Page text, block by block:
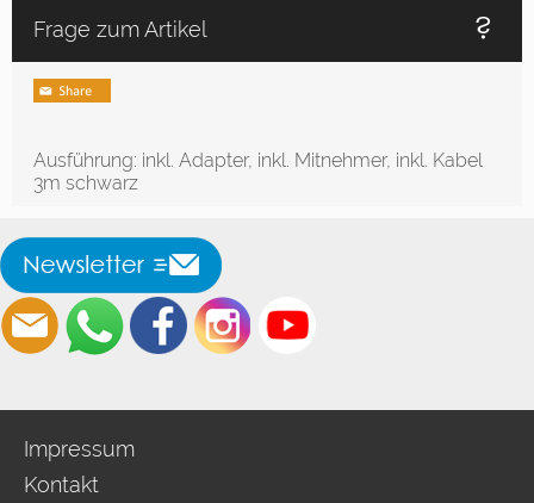
Frage zum Artikel
Ausführung: inkl. Adapter, inkl. Mitnehmer, inkl. Kabel
3m schwarz
Impressum
Kontakt